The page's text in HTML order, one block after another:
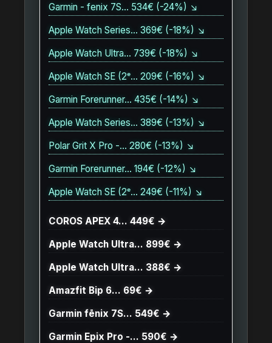
Garmin - fenix 7S… 534€ (-24%) ↘
Apple Watch Series… 369€ (-18%) ↘
Apple Watch Ultra… 739€ (-18%) ↘
Apple Watch SE (2ᵉ… 209€ (-16%) ↘
Garmin Forerunner… 435€ (-14%) ↘
Apple Watch Series… 389€ (-13%) ↘
Polar Grit X Pro -… 280€ (-13%) ↘
Garmin Forerunner… 194€ (-12%) ↘
Apple Watch SE (2ᵉ… 249€ (-11%) ↘
COROS APEX 4… 449€ →
Apple Watch Ultra… 899€ →
Apple Watch Ultra… 388€ →
Amazfit Bip 6… 69€ →
Garmin fēnix 7S… 549€ →
Garmin Epix Pro -… 590€ →